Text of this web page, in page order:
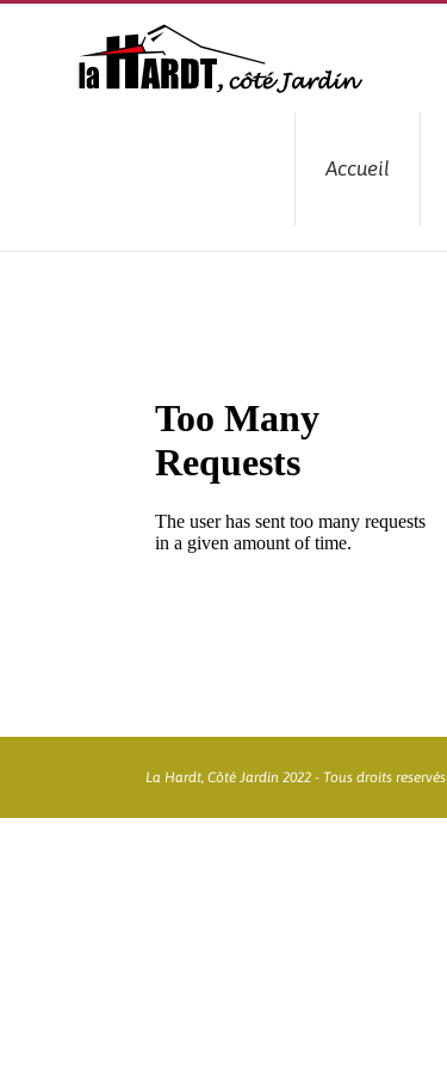
Passer
Accueil
La Hardt, Côté Jardin 2022 - Tous droits reservés